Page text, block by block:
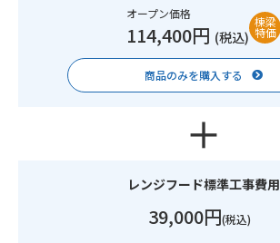
オープン価格
114,400円 (税込)
棟梁
特価
商品のみを購入する
レンジフード標準工事費用
39,000円(税込)